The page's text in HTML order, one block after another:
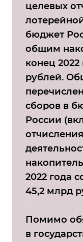
целевых
бюджет
общим
конец 2022
рублей.
сборов в
России
2022 года
45,2 млрд
Помимо
в